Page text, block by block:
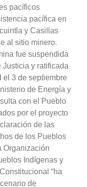
pacíficos
pacífica en
y Casillas
al sitio minero.
fue suspendida
Justicia y ratificada
el 3 de septiembre
de Energía y
con el Pueblo
por el proyecto
de las
de los Pueblos
Organización
Indígenas y
“ha
de